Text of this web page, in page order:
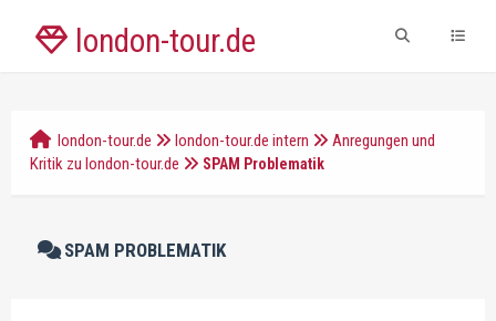
london-tour.de
london-tour.de london-tour.de intern
Anregungen und
Kritik zu london-tour.de
SPAM Problematik
SPAM PROBLEMATIK